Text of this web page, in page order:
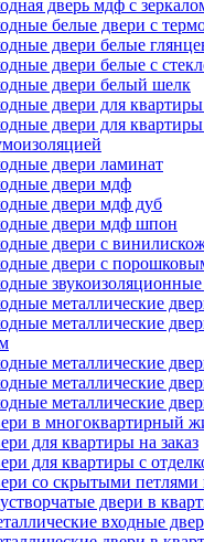
дверь мдф с
белые двери с
двери белые
двери белые с
двери белый шелк
двери для квартиры
двери для
двери ламинат
двери мдф
двери мдф дуб
двери мдф шпон
двери с
двери с
металлические
металлические
металлические
металлические
металлические
в многоквартирный
для квартиры на заказ
для квартиры с
со скрытыми петлями
двери в
входные